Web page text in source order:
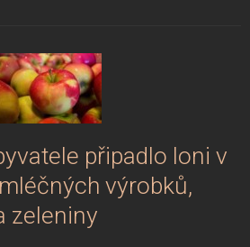
připadlo loni v
výrobků,
zeleniny